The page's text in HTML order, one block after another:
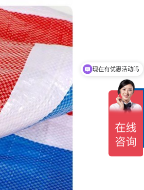
在
线
服
现在有优惠活动吗